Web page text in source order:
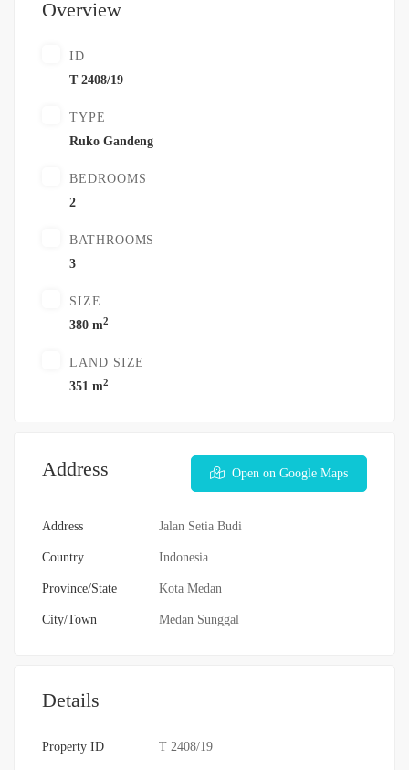
Overview
ID
T 2408/19
TYPE
Ruko Gandeng
BEDROOMS
2
BATHROOMS
3
SIZE
380 m2
LAND SIZE
351 m2
Address Open on Google Maps
Address Jalan Setia Budi
Country Indonesia
Province/State Kota Medan
City/Town Medan Sunggal
Details
Property ID T 2408/19